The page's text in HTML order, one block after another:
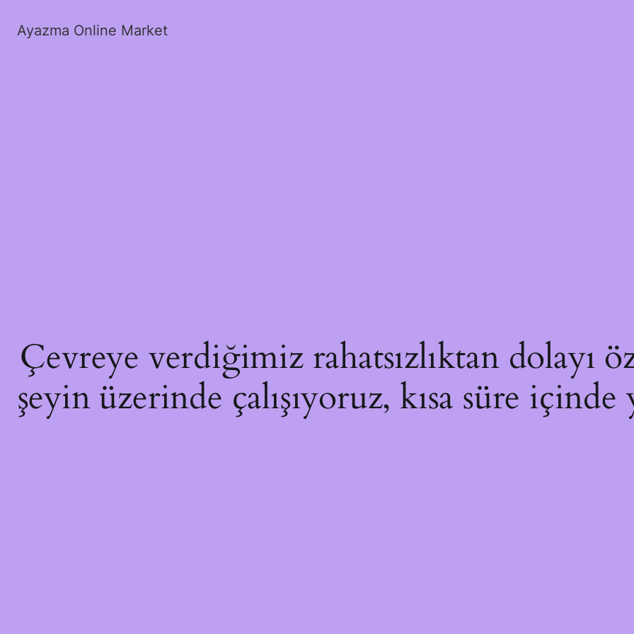
Ayazma Online Market
Çevreye verdiğimiz rahatsızlıktan dolayı
şeyin üzerinde çalışıyoruz, kısa süre